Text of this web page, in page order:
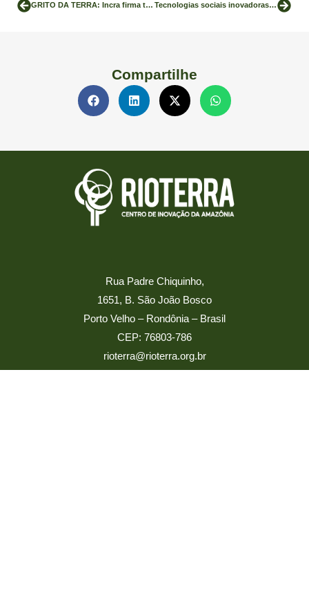
GRITO DA TERRA: Incra firma termo de cooperação técnica com a Rioterra para inovações sociais no campo Tecnologias sociais inovadoras de Rondônia são referências para um mundo melhor
Compartilhe
Rua Padre Chiquinho,
1651, B. São João Bosco
Porto Velho – Rondônia – Brasil
CEP: 76803-786
rioterra@rioterra.org.br